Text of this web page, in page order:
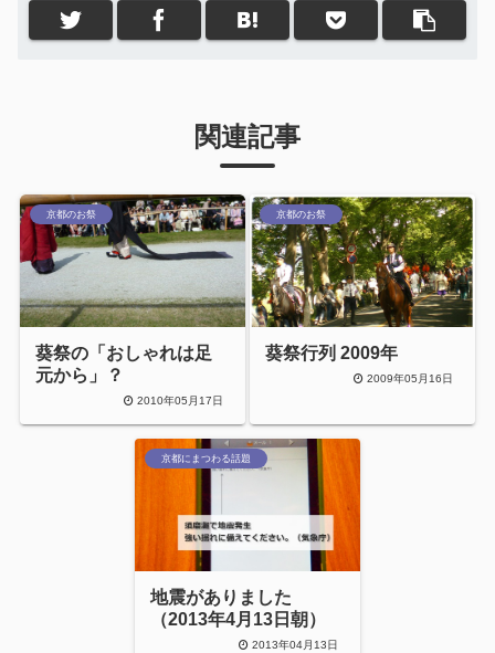
関連記事
京都のお祭
葵祭の「おしゃれは足
元から」？
2010年05月17日
京都のお祭
葵祭行列 2009年
2009年05月16日
京都にまつわる話題
地震がありました
（2013年4月13日朝）
2013年04月13日